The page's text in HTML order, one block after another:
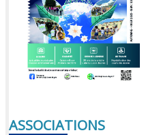
ASSOCIATIONS